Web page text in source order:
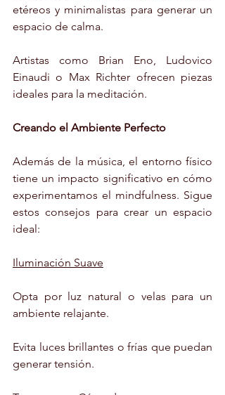
etéreos y minimalistas para generar un
espacio de calma.
Artistas como Brian Eno, Ludovico
Einaudi o Max Richter ofrecen piezas
ideales para la meditación.
Creando el Ambiente Perfecto
Además de la música, el entorno físico
tiene un impacto significativo en cómo
experimentamos el mindfulness. Sigue
estos consejos para crear un espacio
ideal:
Iluminación Suave
Opta por luz natural o velas para un
ambiente relajante.
Evita luces brillantes o frías que puedan
generar tensión.